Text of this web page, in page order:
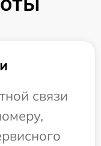
связи